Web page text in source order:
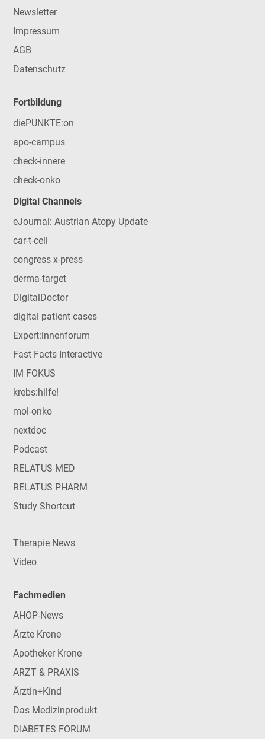
Newsletter
Impressum
AGB
Datenschutz
Fortbildung
diePUNKTE:on
apo-campus
check-innere
check-onko
Digital Channels
eJournal: Austrian Atopy Update
car-t-cell
congress x-press
derma-target
DigitalDoctor
digital patient cases
Expert:innenforum
Fast Facts Interactive
IM FOKUS
krebs:hilfe!
mol-onko
nextdoc
Podcast
RELATUS MED
RELATUS PHARM
Study Shortcut
Therapie News
Video
Fachmedien
AHOP-News
Ärzte Krone
Apotheker Krone
ARZT & PRAXIS
Ärztin+Kind
Das Medizinprodukt
DIABETES FORUM